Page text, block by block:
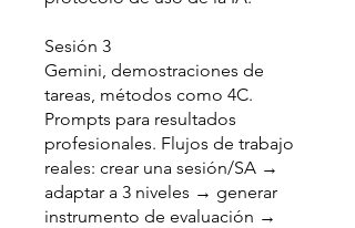
Sesión 3
Gemini, demostraciones de
tareas, métodos como 4C.
Prompts para resultados
profesionales. Flujos de trabajo
reales: crear una sesión/SA →
adaptar a 3 niveles → generar
instrumento de evaluación →